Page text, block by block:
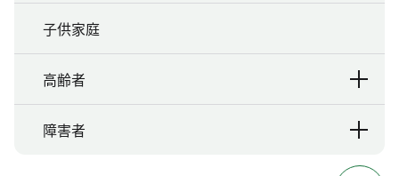
子供家庭
高齢者
障害者